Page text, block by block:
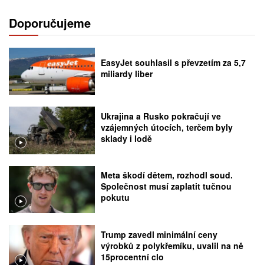
Doporučujeme
EasyJet souhlasil s převzetím za 5,7
miliardy liber
Ukrajina a Rusko pokračují ve
vzájemných útocích, terčem byly
sklady i lodě
Meta škodí dětem, rozhodl soud.
Společnost musí zaplatit tučnou
pokutu
Trump zavedl minimální ceny
výrobků z polykřemíku, uvalil na ně
15procentní clo